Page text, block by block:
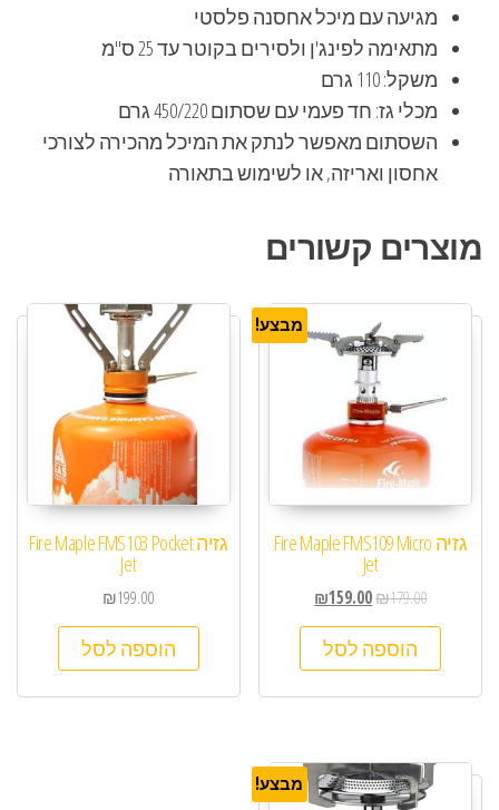
מגיעה עם מיכל אחסנה פלסטי
מתאימה לפינג'ן ולסירים בקוטר עד 25 ס"מ
משקל: 110 גרם
מכלי גז: חד פעמי עם שסתום 450/220 גרם
השסתום מאפשר לנתק את המיכל מהכירה לצורכי
אחסון ואריזה, או לשימוש בתאורה
מוצרים קשורים
מבצע!
גזיה Fire Maple FMS109 Micro
Jet
₪179.00
₪159.00
הוספה לסל
גזיה Fire Maple FMS103 Pocket
Jet
₪199.00
הוספה לסל
מבצע!